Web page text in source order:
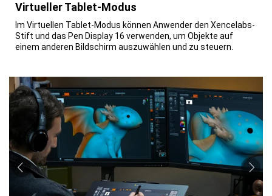
Virtueller Tablet-Modus
Im Virtuellen Tablet-Modus können Anwender den Xencelabs-
Stift und das Pen Display 16 verwenden, um Objekte auf
einem anderen Bildschirm auszuwählen und zu steuern.